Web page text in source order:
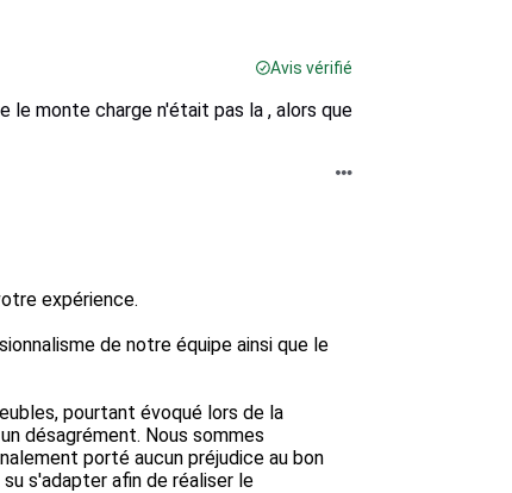
Avis vérifié
le monte charge n'était pas la , alors que
expérience.
de notre équipe ainsi que le
pourtant évoqué lors de la
désagrément. Nous sommes
porté aucun préjudice au bon
s'adapter afin de réaliser le